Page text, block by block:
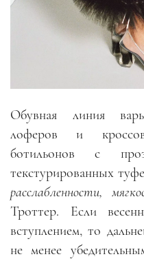
Обувная линия
лоферов и
ботильонов с
текстурированных
расслабленности,
Троттер. Если
вступлением, то
не менее